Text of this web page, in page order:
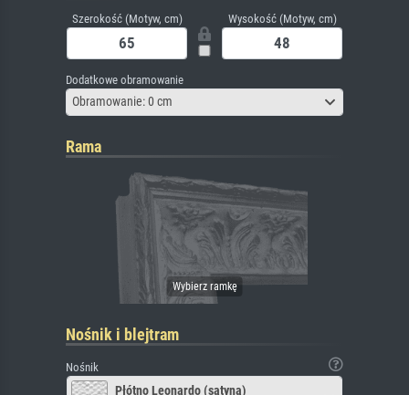
Szerokość (Motyw, cm) Wysokość (Motyw, cm)
Dodatkowe obramowanie
Obramowanie: 0 cm
Rama
Nośnik i blejtram
Nośnik
Płótno Leonardo (satyna)